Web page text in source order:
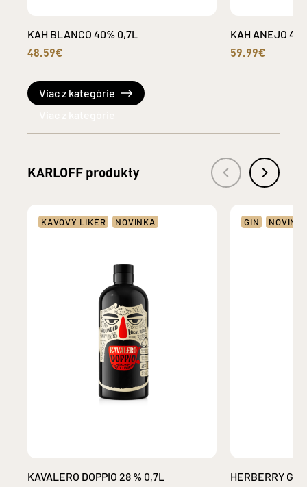
KAH BLANCO 40% 0,7L
48.59€
KAH ANEJO
59.99€
Viac z kategórie
KARLOFF produkty
KÁVOVÝ LIKÉR NOVINKA
KAVALERO DOPPIO 28 % 0,7L
GIN
HERBERRY